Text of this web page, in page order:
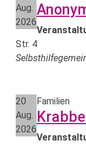
Aug.
2026
Str. 4
20
Aug.
2026
Familien